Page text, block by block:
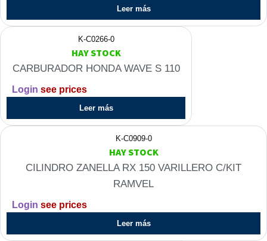
Leer más
K-C0266-0
HAY STOCK
CARBURADOR HONDA WAVE S 110
Login see prices
Leer más
K-C0909-0
HAY STOCK
CILINDRO ZANELLA RX 150 VARILLERO C/KIT
RAMVEL
Login see prices
Leer más